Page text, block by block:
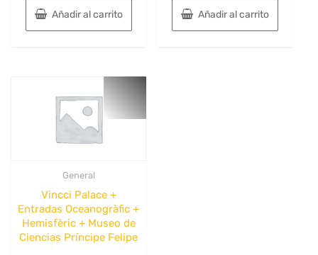
Añadir al carrito
original
era:
actual
es:
Añadir al carrito
General
Vincci Palace +
Entradas Oceanogràfic +
Hemisfèric + Museo de
Ciencias Príncipe Felipe